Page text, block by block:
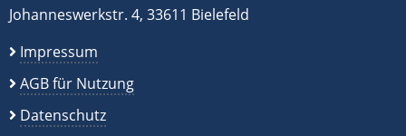
Johanneswerkstr. 4, 33611 Bielefeld
Impressum
AGB für Nutzung
Datenschutz